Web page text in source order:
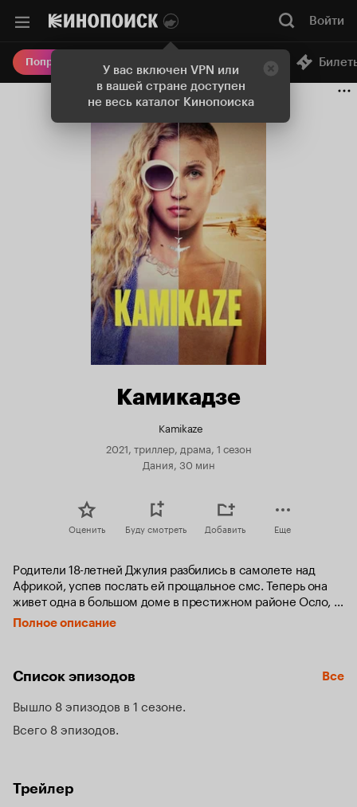
У вас включен VPN или
в вашей стране доступен
не весь каталог Кинопоиска
Войти
Попробовать Плюс Онлайн-кинотеатр
Камикадзе
Kamikaze
2021, триллер, драма, 1 сезон
Дания, 30 мин
Оценить Буду смотреть Добавить Еще
Родители 18-летней Джулия разбились в самолете над
Африкой, успев послать ей прощальное смс. Теперь она
живет одна в большом доме в престижном районе Осло,
руководит польским строителем Кшиштофом, участвует в
любительской постановке театра Христианской гимназии,
столица оказывается ей тесна — и вот Джулия
дневник, начатый по совету психотерапевта.
Полное описание
Список эпизодов Все
Вышло 8 эпизодов в 1 сезоне
Всего 8 эпизодов
Трейлер